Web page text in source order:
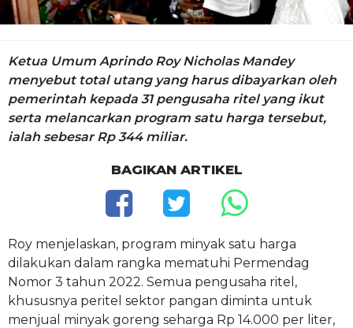
Ketua Umum Aprindo Roy Nicholas Mandey
menyebut total utang yang harus dibayarkan oleh
pemerintah kepada 31 pengusaha ritel yang ikut
serta melancarkan program satu harga tersebut,
ialah sebesar Rp 344 miliar.
BAGIKAN ARTIKEL
Roy menjelaskan, program minyak satu harga
dilakukan dalam rangka mematuhi Permendag
Nomor 3 tahun 2022. Semua pengusaha ritel,
khususnya peritel sektor pangan diminta untuk
menjual minyak goreng seharga Rp 14.000 per liter,